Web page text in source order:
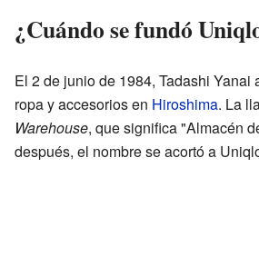
¿Cuándo se fundó
El 2 de junio de 1984, Tadashi Yanai
ropa y accesorios en Hiroshima. La
Warehouse, que significa "Almacén
después, el nombre se acortó a